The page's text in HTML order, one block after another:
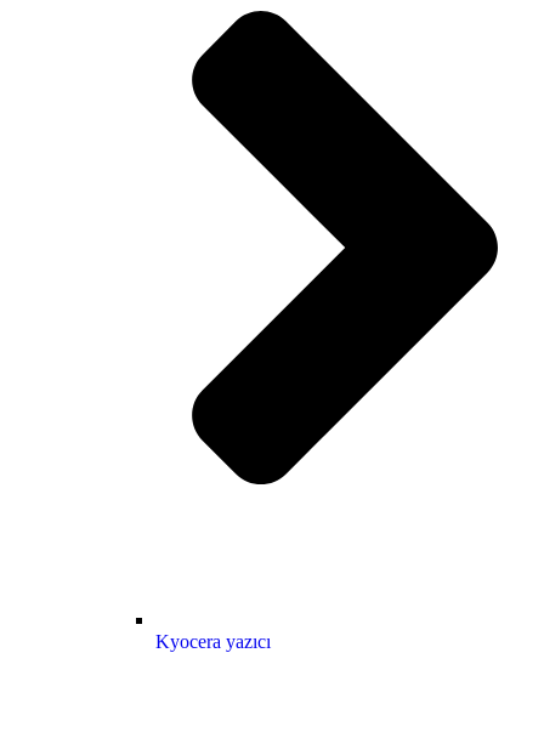
Kyocera yazıcı